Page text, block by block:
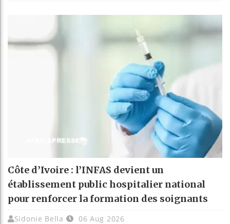
Côte d’Ivoire : l’INFAS devient un
établissement public hospitalier national
pour renforcer la formation des soignants
Sidonie Bella 06 Aug 2026